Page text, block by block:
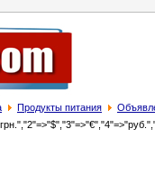
Продукты питания